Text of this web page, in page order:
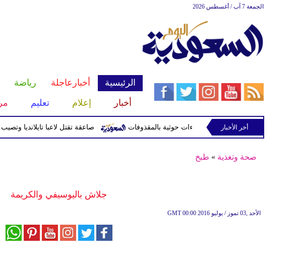
الجمعة 7 آب / أغسطس 2026
الرئيسية أخبارعاجلة رياضة
أخبار
إعلام تعليم
صاعقة تقتل لاعبا تايلانديا وتصيب 12 آخرين خلال مباراة أخر الأخبار
صحة وتغذية » طبخ
جلاش باليوسيفي والكريمة
GMT 00:00 2016 الأحد ,03 تموز / يوليو